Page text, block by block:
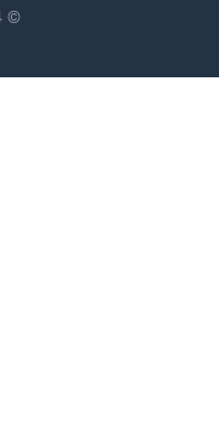
© 2024 تمامی حقوق برای وب سایت خودرودیلی محفوظ است.